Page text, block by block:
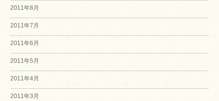
2011年8月
2011年7月
2011年6月
2011年5月
2011年4月
2011年3月